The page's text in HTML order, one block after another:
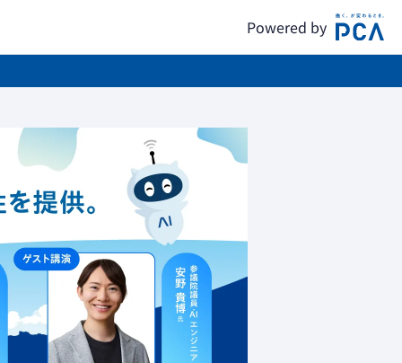
Powered by